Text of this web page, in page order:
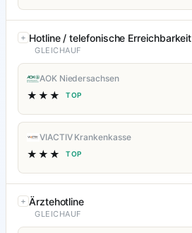
Hotline / telefonische Erreichbarkeit
GLEICHAUF
AOK Niedersachsen
★★★ TOP
VIACTIV Krankenkasse
★★★ TOP
Ärztehotline
GLEICHAUF